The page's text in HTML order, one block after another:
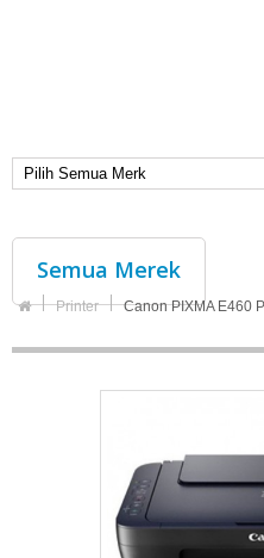
Semua Merek
Printer Canon PIXMA E460